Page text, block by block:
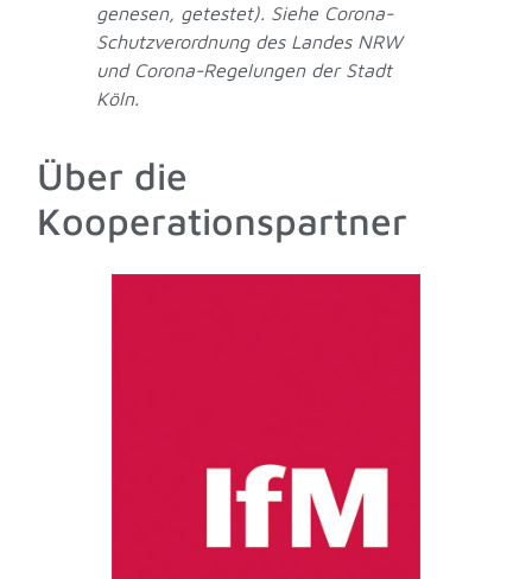
genesen, getestet). Siehe Corona-
Schutzverordnung des Landes NRW
und Corona-Regelungen der Stadt
Köln.
Über die
Kooperationspartner